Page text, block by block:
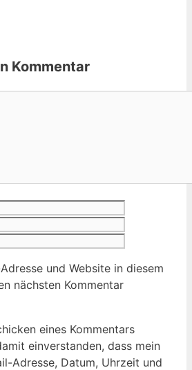
Kommentar
und Website in diesem
nächsten Kommentar
eines Kommentars
einverstanden, dass mein
Adresse, Datum, Uhrzeit und